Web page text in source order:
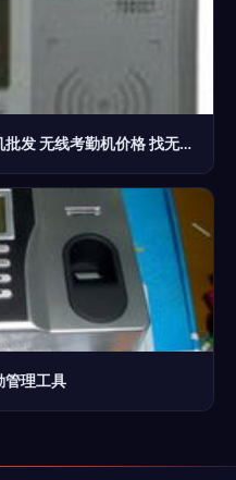
无线考勤机供应信息 无线考勤机批发 无线考勤机价格 找无线考勤机产品上
管理工具